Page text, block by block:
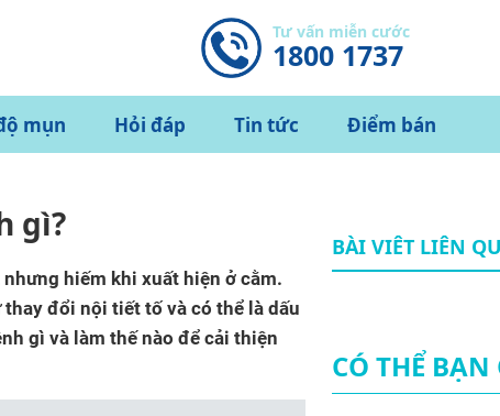
Tư vấn miễn cước
1800 1737
mụn Hỏi đáp Tin tức Điểm bán
gì?
hiếm khi xuất hiện ở cằm.
đổi nội tiết tố và có thể là dấu
gì và làm thế nào để cải thiện
BÀI VIÊT LIÊN
CÓ THỂ